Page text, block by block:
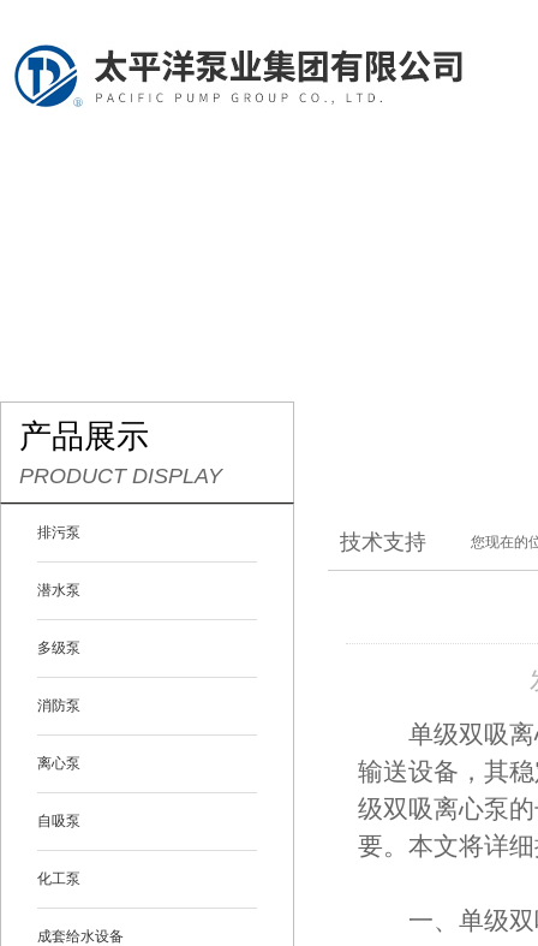
产品展示
PRODUCT DISPLAY
排污泵
潜水泵
多级泵
消防泵
离心泵
自吸泵
化工泵
成套给水设备
技术支持 您现在的
单级双吸离心
输送设备，其
级双吸离心泵
要。本文将详
一、单级双